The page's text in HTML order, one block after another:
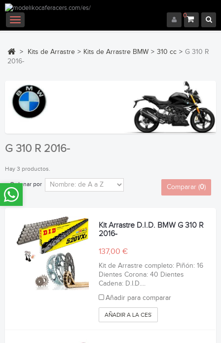
0
Navegación
Toggle
> Kits de Arrastre > Kits de Arrastre BMW > 310 cc > G 310 R
2016-
G 310 R 2016-
Hay 3 productos.
Ordenar por Comparar (0)
Kit Arrastre D.I.D. BMW G 310 R
2016-
137,00 €
Kit de Arrastre completo: Piñón: 16
Dientes Corona: 40 Dientes
Cadena: D.I.D....
Añadir para comparar
AÑADIR A LA CESTA